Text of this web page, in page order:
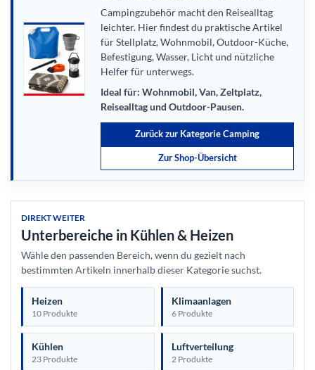
Campingzubehör macht den Reisealltag
leichter. Hier findest du praktische Artikel
für Stellplatz, Wohnmobil, Outdoor-Küche,
Befestigung, Wasser, Licht und nützliche
Helfer für unterwegs.
Ideal für: Wohnmobil, Van, Zeltplatz,
Reisealltag und Outdoor-Pausen.
Zurück zur Kategorie Camping
Zur Shop-Übersicht
DIREKT WEITER
Unterbereiche in Kühlen & Heizen
Wähle den passenden Bereich, wenn du gezielt nach
bestimmten Artikeln innerhalb dieser Kategorie suchst.
Heizen
10 Produkte
Klimaanlagen
6 Produkte
Kühlen
23 Produkte
Luftverteilung
2 Produkte